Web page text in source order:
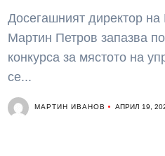
Досегашният директор
Мартин Петров запазва
конкурса за мястото на
се...
МАРТИН ИВАНОВ АПРИЛ 19,